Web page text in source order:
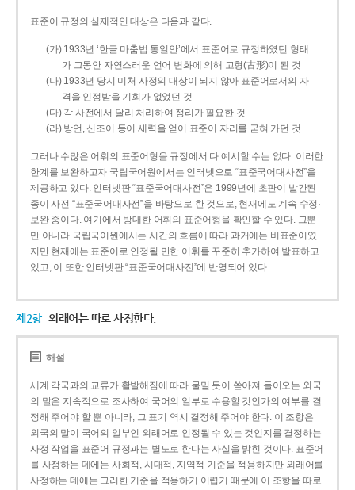
표준어 규정의 실제적인 대상은 다음과 같다.
(가) 1933년 ‘한글 마춤법 통일안’에서 표준어로 규정하였던 형태
가 그동안 자연스러운 언어 변화에 의해 고형(古形)이 된 것
(나) 1933년 당시 미처 사정의 대상이 되지 않아 표준어로서의 자
격을 인정받을 기회가 없었던 것
(다) 각 사전에서 달리 처리하여 정리가 필요한 것
(라) 방언, 신조어 등이 세력을 얻어 표준어 자리를 굳혀 가던 것
그러나 수많은 어휘의 표준어형을 규정에서 다 예시할 수는 없다. 이러한
한계를 보완하고자 국립국어원에서는 인터넷으로 “표준국어대사전”을
제공하고 있다. 인터넷판 “표준국어대사전”은 1999년에 초판이 발간된
종이 사전 “표준국어대사전”을 바탕으로 한 것으로, 현재에도 계속 수정·
보완 중이다. 여기에서 방대한 어휘의 표준어형을 확인할 수 있다. 그뿐
만 아니라 국립국어원에서는 시간의 흐름에 따라 과거에는 비표준어였
지만 현재에는 표준어로 인정될 만한 어휘를 꾸준히 추가하여 발표하고
있고, 이 또한 인터넷판 “표준국어대사전”에 반영되어 있다.
제2항 외래어는 따로 사정한다.
해설
세계 각국과의 교류가 활발해짐에 따라 물밀 듯이 쏟아져 들어오는 외국
의 말은 지속적으로 조사하여 국어의 일부로 수용할 것인가의 여부를 결
정해 주어야 할 뿐 아니라, 그 표기 역시 결정해 주어야 한다. 이 조항은
외국의 말이 국어의 일부인 외래어로 인정될 수 있는 것인지를 결정하는
사정 작업을 표준어 규정과는 별도로 한다는 사실을 밝힌 것이다. 표준어
를 사정하는 데에는 사회적, 시대적, 지역적 기준을 적용하지만 외래어를
사정하는 데에는 그러한 기준을 적용하기 어렵기 때문에 이 조항을 따로